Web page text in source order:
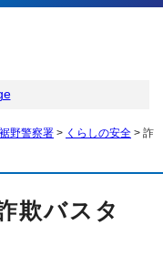
裾野警察署 > くらしの安全 > 詐
欺バスタ